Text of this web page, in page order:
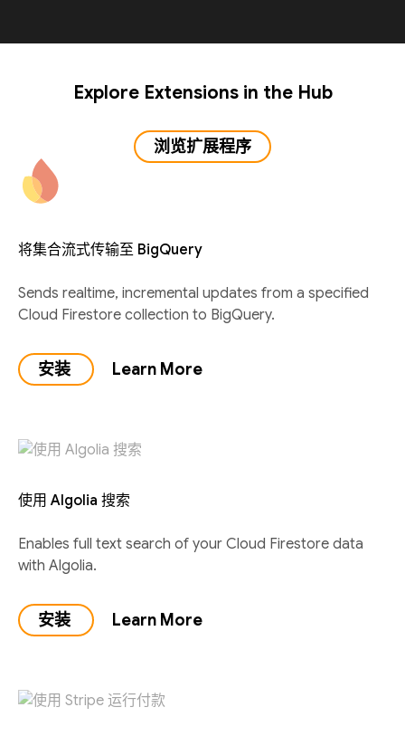
Explore Extensions in the Hub
浏览扩展程序
将集合流式传输至 BigQuery
Sends realtime, incremental updates from a specified
Cloud Firestore collection to BigQuery.
安装 Learn More
使用 Algolia 搜索
Enables full text search of your Cloud Firestore data
with Algolia.
安装 Learn More